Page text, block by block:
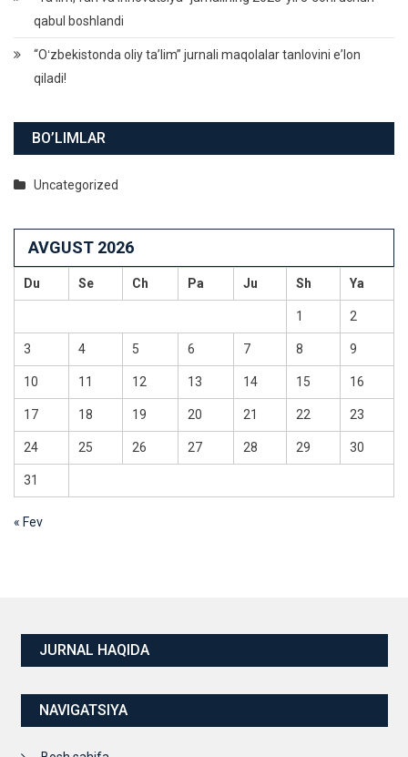
qabul boshlandi
“Oʻzbekistonda oliy taʼlim” jurnali maqolalar tanlovini eʼlon
qiladi!
BO’LIMLAR
Uncategorized
AVGUST 2026
Du Se Ch Pa Ju Sh Ya
1 2
3 4 5 6 7 8 9
10 11 12 13 14 15 16
17 18 19 20 21 22 23
24 25 26 27 28 29 30
31
« Fev
JURNAL HAQIDA
NAVIGATSIYA